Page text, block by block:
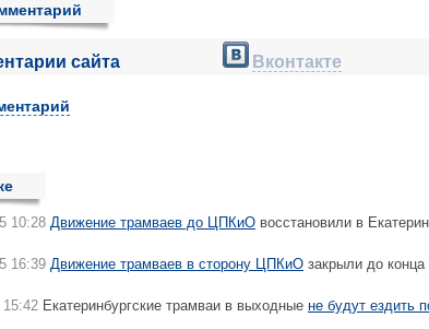
сайта Вконтакте
10:28 Движение трамваев до ЦПКиО восстановили в
16:39 Движение трамваев в сторону ЦПКиО закрыли до конца
15:42 Екатеринбургские трамваи в выходные не будут ездить